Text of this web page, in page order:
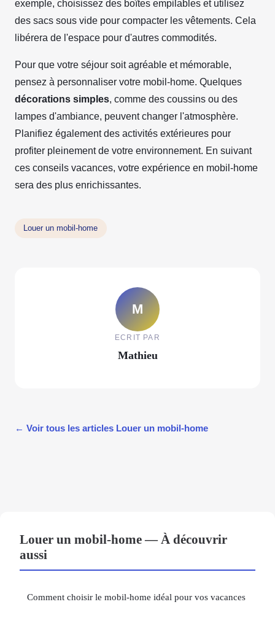
exemple, choisissez des boîtes empilables et utilisez
des sacs sous vide pour compacter les vêtements. Cela
libérera de l'espace pour d'autres commodités.
Pour que votre séjour soit agréable et mémorable,
pensez à personnaliser votre mobil-home. Quelques
décorations simples, comme des coussins ou des
lampes d'ambiance, peuvent changer l'atmosphère.
Planifiez également des activités extérieures pour
profiter pleinement de votre environnement. En suivant
ces conseils vacances, votre expérience en mobil-home
sera des plus enrichissantes.
Louer un mobil-home
M
ECRIT PAR
Mathieu
← Voir tous les articles Louer un mobil-home
Louer un mobil-home — À découvrir
aussi
Comment choisir le mobil-home idéal pour vos vacances